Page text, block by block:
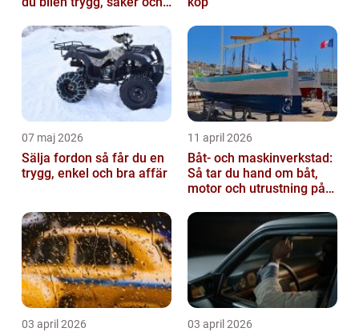
07 maj 2026
Sälja fordon så får du en
trygg, enkel och bra affär
11 april 2026
Båt- och maskinverkstad:
Så tar du hand om båt,
motor och utrustning på
03 april 2026 03 april 2026